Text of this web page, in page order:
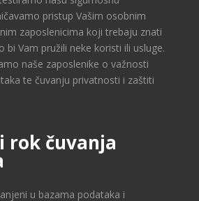
pristup Vašim osobnim
zaposlenicima koji trebaju znati
bi Vam pružili neke koristi ili usluge.
naše zaposlenike o važnosti
te čuvanju privatnosti i zaštiti
rok čuvanja
u bazama podataka i